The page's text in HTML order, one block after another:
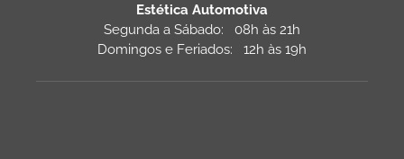
Estética Automotiva
Segunda a Sábado: 08h às 21h
Domingos e Feriados: 12h às 19h